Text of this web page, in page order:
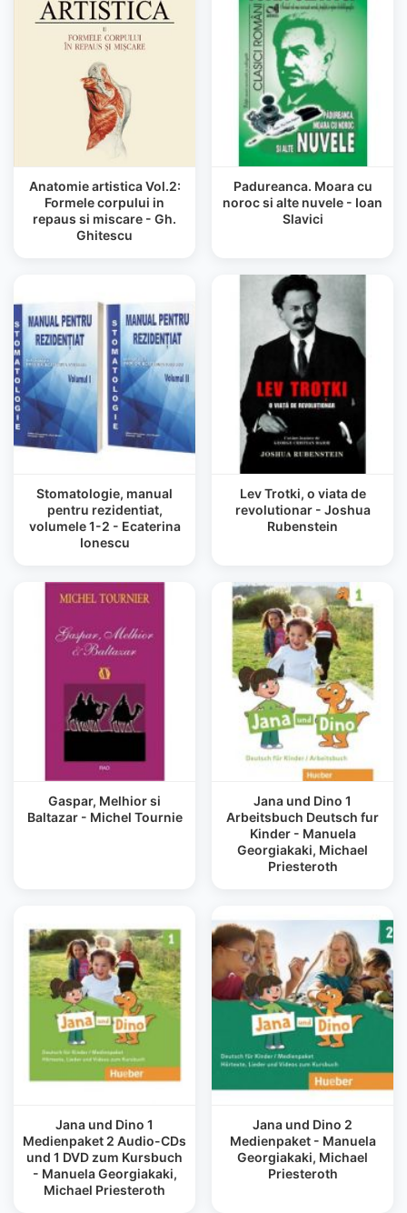
Anatomie artistica Vol.2:
Formele corpului in
repaus si miscare - Gh.
Ghitescu
Padureanca. Moara cu
noroc si alte nuvele - Ioan
Slavici
Stomatologie, manual
pentru rezidentiat,
volumele 1-2 - Ecaterina
Ionescu
Lev Trotki, o viata de
revolutionar - Joshua
Rubenstein
Gaspar, Melhior si
Baltazar - Michel Tournie
Jana und Dino 1
Arbeitsbuch Deutsch fur
Kinder - Manuela
Georgiakaki, Michael
Priesteroth
Jana und Dino 1
Medienpaket 2 Audio-CDs
und 1 DVD zum Kursbuch
- Manuela Georgiakaki,
Michael Priesteroth
Jana und Dino 2
Medienpaket - Manuela
Georgiakaki, Michael
Priesteroth